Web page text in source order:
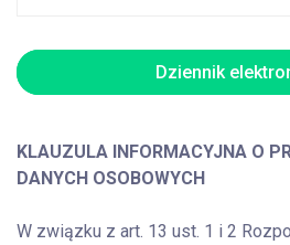
Dziennik
KLAUZULA INFORMACYJNA O
DANYCH OSOBOWYCH
W związku z art. 13 ust. 1 i 2